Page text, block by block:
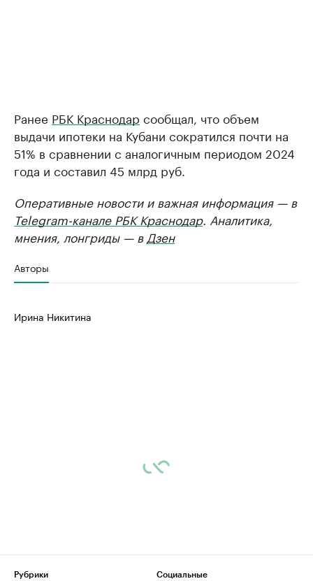
Ранее РБК Краснодар сообщал, что объем
выдачи ипотеки на Кубани сократился почти на
51% в сравнении с аналогичным периодом 2024
года и составил 45 млрд руб.
Оперативные новости и важная информация — в
Telegram-канале РБК Краснодар. Аналитика,
мнения, лонгриды — в Дзен
Авторы
Ирина Никитина
Рубрики
Социальные